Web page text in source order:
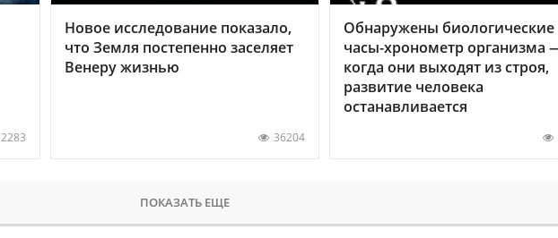
2283
Новое исследование показало,
что Земля постепенно заселяет
Венеру жизнью
36204
Обнаружены биологические
часы-хронометр организма
когда они выходят из строя,
развитие человека
останавливается
ПОКАЗАТЬ ЕЩЕ